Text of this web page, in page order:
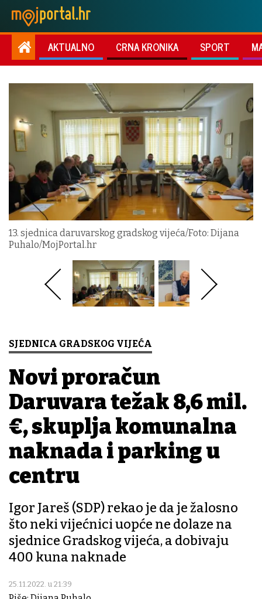
AKTUALNO CRNA KRONIKA SPORT
13. sjednica daruvarskog gradskog vijeća/Foto: Dijana
Puhalo/MojPortal.hr
SJEDNICA GRADSKOG VIJEĆA
Novi proračun
Daruvara težak 8,6 mil.
€, skuplja komunalna
naknada i parking u
centru
Igor Jareš (SDP) rekao je da je žalosno
što neki vijećnici uopće ne dolaze na
sjednice Gradskog vijeća, a dobivaju
400 kuna naknade
25.11.2022. u 21:39